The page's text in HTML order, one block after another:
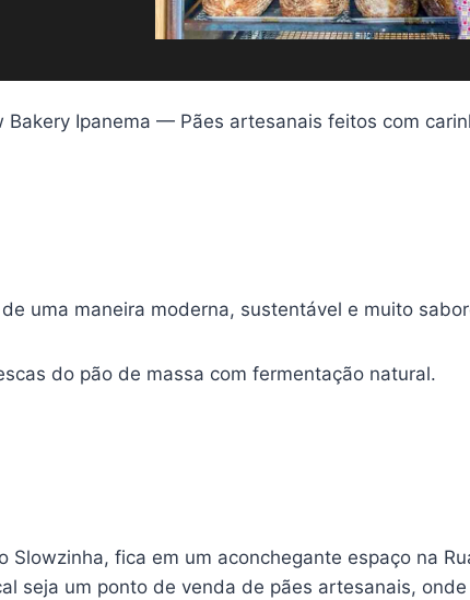
Bakery Ipanema — Pães artesanais feitos com
uma maneira moderna, sustentável e muito
do pão de massa com fermentação natural.
Slowzinha, fica em um aconchegante espaço na
seja um ponto de venda de pães artesanais,